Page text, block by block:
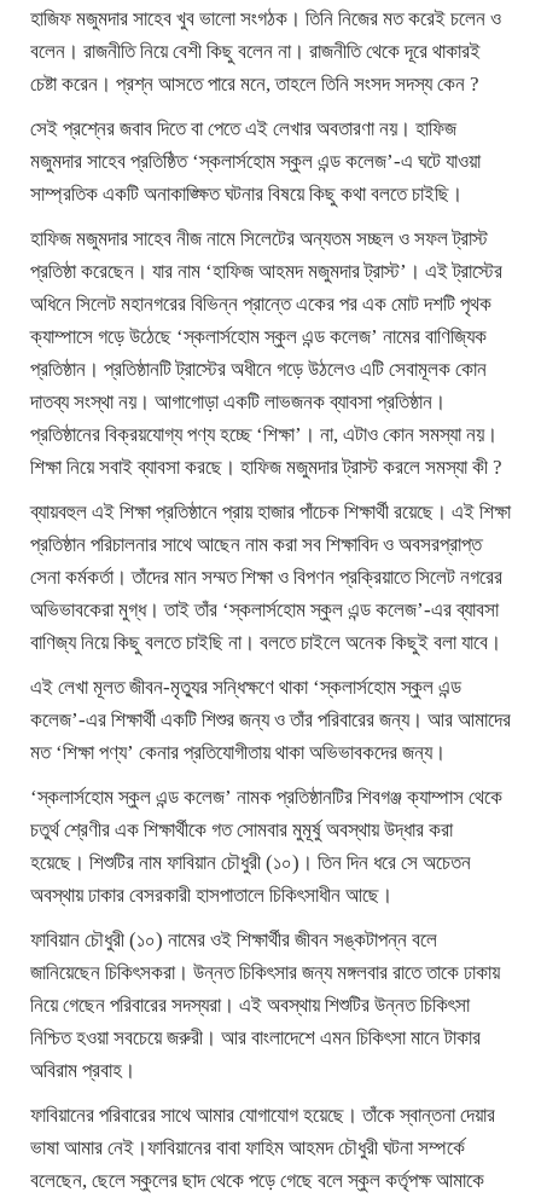
হাজিফ মজুমদার সাহেব খুব ভালো সংগঠক। তিনি নিজের মত করেই চলেন ও
বলেন। রাজনীতি নিয়ে বেশী কিছু বলেন না। রাজনীতি থেকে দূরে থাকারই
চেষ্টা করেন। প্রশ্ন আসতে পারে মনে, তাহলে তিনি সংসদ সদস্য কেন ?
সেই প্রশ্নের জবাব দিতে বা পেতে এই লেখার অবতারণা নয়। হাফিজ
মজুমদার সাহেব প্রতিষ্ঠিত ‘স্কলার্সহোম স্কুল এন্ড কলেজ’-এ ঘটে যাওয়া
সাম্প্রতিক একটি অনাকাঙ্ক্ষিত ঘটনার বিষয়ে কিছু কথা বলতে চাইছি।
হাফিজ মজুমদার সাহেব নীজ নামে সিলেটের অন্যতম সচ্ছল ও সফল ট্রাস্ট
প্রতিষ্ঠা করেছেন। যার নাম ‘হাফিজ আহমদ মজুমদার ট্রাস্ট’। এই ট্রাস্টের
অধিনে সিলেট মহানগরের বিভিন্ন প্রান্তে একের পর এক মোট দশটি পৃথক
ক্যাম্পাসে গড়ে উঠেছে ‘স্কলার্সহোম স্কুল এন্ড কলেজ’ নামের বাণিজ্যিক
প্রতিষ্ঠান। প্রতিষ্ঠানটি ট্রাস্টের অধীনে গড়ে উঠলেও এটি সেবামূলক কোন
দাতব্য সংস্থা নয়। আগাগোড়া একটি লাভজনক ব্যাবসা প্রতিষ্ঠান।
প্রতিষ্ঠানের বিক্রয়যোগ্য পণ্য হচ্ছে ‘শিক্ষা’। না, এটাও কোন সমস্যা নয়।
শিক্ষা নিয়ে সবাই ব্যাবসা করছে। হাফিজ মজুমদার ট্রাস্ট করলে সমস্যা কী ?
ব্যায়বহুল এই শিক্ষা প্রতিষ্ঠানে প্রায় হাজার পাঁচেক শিক্ষার্থী রয়েছে। এই শিক্ষা
প্রতিষ্ঠান পরিচালনার সাথে আছেন নাম করা সব শিক্ষাবিদ ও অবসরপ্রাপ্ত
সেনা কর্মকর্তা। তাঁদের মান সম্মত শিক্ষা ও বিপণন প্রক্রিয়াতে সিলেট নগরের
অভিভাবকেরা মুগ্ধ। তাই তাঁর ‘স্কলার্সহোম স্কুল এন্ড কলেজ’-এর ব্যাবসা
বাণিজ্য নিয়ে কিছু বলতে চাইছি না। বলতে চাইলে অনেক কিছুই বলা যাবে।
এই লেখা মূলত জীবন-মৃত্যুর সন্ধিক্ষণে থাকা ‘স্কলার্সহোম স্কুল এন্ড
কলেজ’-এর শিক্ষার্থী একটি শিশুর জন্য ও তাঁর পরিবারের জন্য। আর আমাদের
মত ‘শিক্ষা পণ্য’ কেনার প্রতিযোগীতায় থাকা অভিভাবকদের জন্য।
‘স্কলার্সহোম স্কুল এন্ড কলেজ’ নামক প্রতিষ্ঠানটির শিবগঞ্জ ক্যাম্পাস থেকে
চতুর্থ শ্রেণীর এক শিক্ষার্থীকে গত সোমবার মুমূর্ষু অবস্থায় উদ্ধার করা
হয়েছে। শিশুটির নাম ফাবিয়ান চৌধুরী (১০)। তিন দিন ধরে সে অচেতন
অবস্থায় ঢাকার বেসরকারী হাসপাতালে চিকিৎসাধীন আছে।
ফাবিয়ান চৌধুরী (১০) নামের ওই শিক্ষার্থীর জীবন সঙ্কটাপন্ন বলে
জানিয়েছেন চিকিৎসকরা। উন্নত চিকিৎসার জন্য মঙ্গলবার রাতে তাকে ঢাকায়
নিয়ে গেছেন পরিবারের সদস্যরা। এই অবস্থায় শিশুটির উন্নত চিকিৎসা
নিশ্চিত হওয়া সবচেয়ে জরুরী। আর বাংলাদেশে এমন চিকিৎসা মানে টাকার
অবিরাম প্রবাহ।
ফাবিয়ানের পরিবারের সাথে আমার যোগাযোগ হয়েছে। তাঁকে স্বান্তনা দেয়ার
ভাষা আমার নেই।ফাবিয়ানের বাবা ফাহিম আহমদ চৌধুরী ঘটনা সম্পর্কে
বলেছেন, ছেলে স্কুলের ছাদ থেকে পড়ে গেছে বলে স্কুল কর্তৃপক্ষ আমাকে